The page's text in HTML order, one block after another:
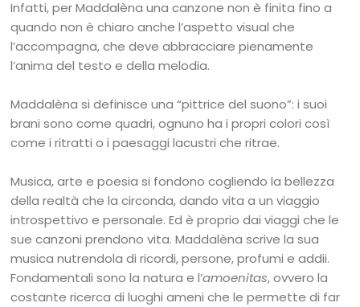
Infatti, per Maddalèna una canzone non è finita fino a
quando non è chiaro anche l’aspetto visual che
l’accompagna, che deve abbracciare pienamente
l’anima del testo e della melodia.
Maddalèna si definisce una “pittrice del suono”: i suoi
brani sono come quadri, ognuno ha i propri colori così
come i ritratti o i paesaggi lacustri che ritrae.
Musica, arte e poesia si fondono cogliendo la bellezza
della realtà che la circonda, dando vita a un viaggio
introspettivo e personale. Ed è proprio dai viaggi che le
sue canzoni prendono vita. Maddalèna scrive la sua
musica nutrendola di ricordi, persone, profumi e addii.
Fondamentali sono la natura e l’amoenitas, ovvero la
costante ricerca di luoghi ameni che le permette di far